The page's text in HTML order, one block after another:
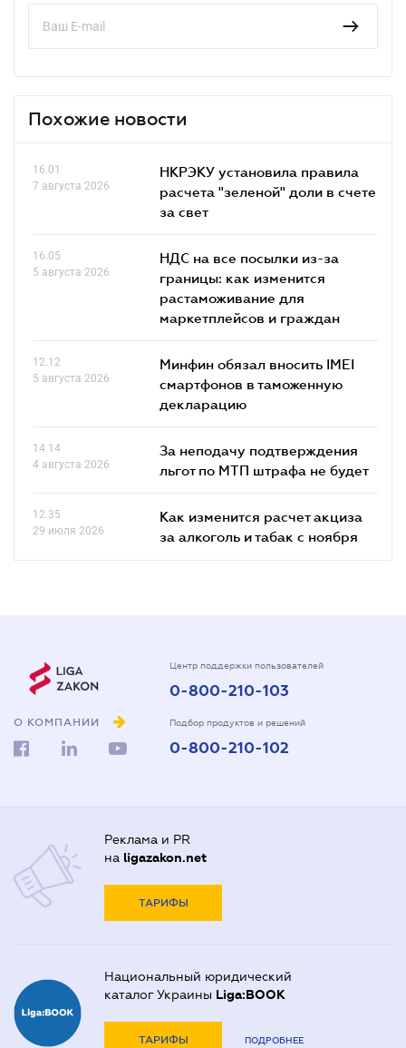
Похожие новости
16.01
7 августа 2026
НКРЭКУ установила правила
расчета "зеленой" доли в счете
за свет
16.05
5 августа 2026
НДС на все посылки из-за
границы: как изменится
растаможивание для
маркетплейсов и граждан
12.12
5 августа 2026
Минфин обязал вносить IMEI
смартфонов в таможенную
декларацию
14.14
4 августа 2026
За неподачу подтверждения
льгот по МТП штрафа не будет
12.35
29 июля 2026
Как изменится расчет акциза
за алкоголь и табак с ноября
О КОМПАНИИ
Центр поддержки пользователей
0-800-210-103
Подбор продуктов и решений
0-800-210-102
Реклама и PR
на ligazakon.net
ТАРИФЫ
Национальный юридический
каталог Украины Liga:BOOK
ТАРИФЫ ПОДРОБНЕЕ